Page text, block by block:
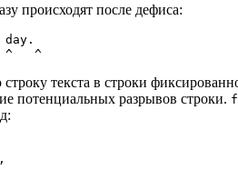
происходят после дефиса:
текста в строки
потенциальных разрывов строки.